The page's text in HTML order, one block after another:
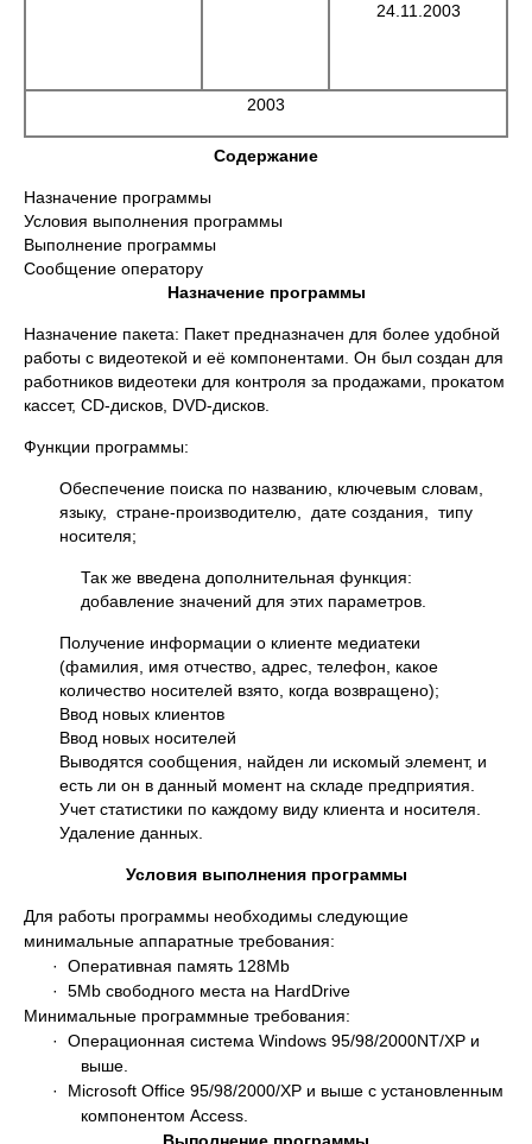
24.11.2003
2003
Содержание
Назначение программы
Условия выполнения программы
Выполнение программы
Сообщение оператору
Назначение программы
Назначение пакета: Пакет предназначен для более удобной
работы с видеотекой и её компонентами. Он был создан для
работников видеотеки для контроля за продажами, прокатом
кассет, CD-дисков, DVD-дисков.
Функции программы:
Обеспечение поиска по названию, ключевым словам,
языку, стране-производителю, дате создания, типу
носителя;
Так же введена дополнительная функция:
добавление значений для этих параметров.
Получение информации о клиенте медиатеки
(фамилия, имя отчество, адрес, телефон, какое
количество носителей взято, когда возвращено);
Ввод новых клиентов
Ввод новых носителей
Выводятся сообщения, найден ли искомый элемент, и
есть ли он в данный момент на складе предприятия.
Учет статистики по каждому виду клиента и носителя.
Удаление данных.
Условия выполнения программы
Для работы программы необходимы следующие
минимальные аппаратные требования:
· Оперативная память 128Mb
· 5Mb свободного места на HardDrive
Минимальные программные требования:
· Операционная система Windows 95/98/2000NT/XP и
выше.
· Microsoft Office 95/98/2000/XP и выше с установленным
компонентом Access.